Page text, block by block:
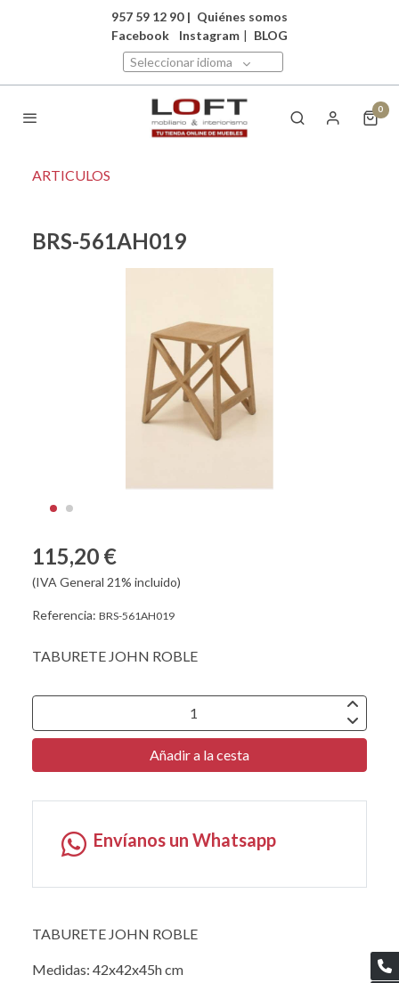
957 59 12 90 | Quiénes somos
Facebook
Instagram | BLOG
Seleccionar idioma
0
ARTICULOS
BRS-561AH019
115,20 €
(IVA General 21% incluido)
Referencia: BRS-561AH019
TABURETE JOHN ROBLE
Añadir a la cesta
Envíanos un Whatsapp
TABURETE JOHN ROBLE
Medidas: 42x42x45h cm